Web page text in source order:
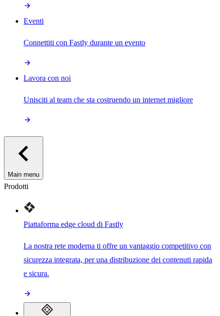
Eventi
Connettiti con Fastly durante un evento
Lavora con noi
Unisciti al team che sta costruendo un internet migliore
Main menu
Prodotti
Piattaforma edge cloud di Fastly
La nostra rete moderna ti offre un vantaggio competitivo con
sicurezza integrata, per una distribuzione dei contenuti rapida
e sicura.